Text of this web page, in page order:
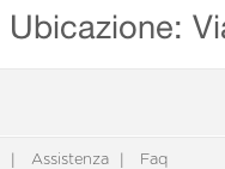
Ubicazione:
Assistenza Faq